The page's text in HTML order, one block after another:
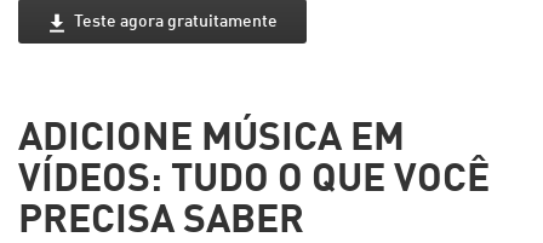
Teste agora gratuitamente
ADICIONE MÚSICA EM
VÍDEOS: TUDO O QUE VOCÊ
PRECISA SABER